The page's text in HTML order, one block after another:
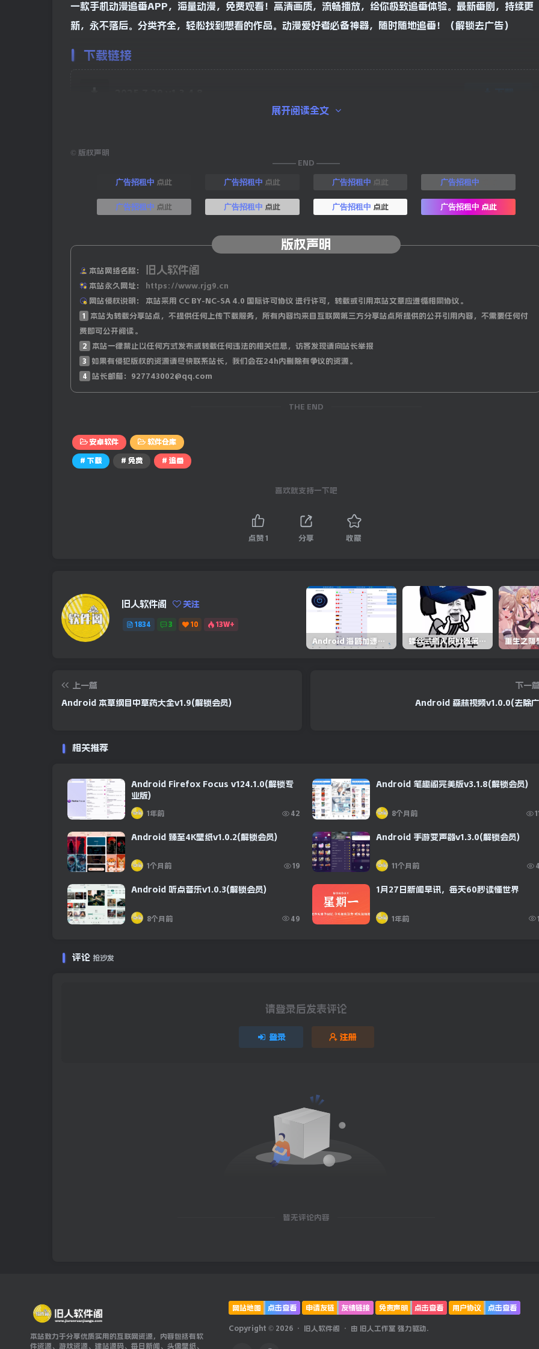
一款手机动漫追番APP，海量动漫，免费观看！高清画质，流畅播放，给你极致追番体验。最新番剧，持续更
新，永不落后。分类齐全，轻松找到想看的作品。动漫爱好者必备神器，随时随地追番！（解锁去广告）
下载链接
展开阅读全文
© 版权声明
——— END ———
广告招租中 点此 广告招租中 点此 广告招租中 点此 广告招租中
广告招租中 点此 广告招租中 点此 广告招租中 点此 广告招租中 点此
版权声明
本站网络名称： 旧人软件阁
本站永久网址：
https://www.rjg9.cn
网站侵权说明：
本站采用 CC BY-NC-SA 4.0 国际许可协议 进行许可，转载或引用本站文章应遵循相同协议。
1
本站为转载分享站点，不提供任何上传下载服务，所有内容均来自互联网第三方分享站点所提供的公开引用内容，不需要任何付
费即可公开阅读。
2
本站一律禁止以任何方式发布或转载任何违法的相关信息，访客发现请向站长举报
3
如果有侵犯版权的资源请尽快联系站长，我们会在24h内删除有争议的资源。
4 站长邮箱：927743002@qq.com
THE END
安卓软件 软件仓库
# 下载 # 免费 # 追番
喜欢就支持一下吧
点赞 1 分享 收藏
旧人软件阁 关注
1834 3 10
13W+
Android 海鸥加速器v6.6.3(解锁会员)
螺丝式插入模拟器第5代/NejicomiSimulator.Vol.5.v1.0.2
上一篇
Android 本草纲目中草药大全v1.9(解锁会员)
下一篇
Android 森林视频v1.0.0(去除
相关推荐
Android Firefox Focus v124.1.0(解锁专
业版)
1年前 42
Android 笔趣阁完美版v3.1.8(解锁会员)
8个月前
Android 臻至4K壁纸v1.0.2(解锁会员)
1个月前 19
Android 手游变声器v1.3.0(解锁会员)
11个月前
Android 听点音乐v1.0.3(解锁会员)
8个月前 49
1月27日新闻早讯，每天60秒读懂世界
1年前
评论 抢沙发
请登录后发表评论
登录 注册
暂无评论内容
本站致力于分享优质实用的互联网资源，内容包括有软
件资源、游戏资源、建站源码、每日新闻、头像壁纸、
网站地图 点击查看 申请友链 友情链接 免责声明 点击查看 用户协议 点击查看
Copyright © 2026 · 旧人软件阁 · 由 旧人工作室 强力驱动.